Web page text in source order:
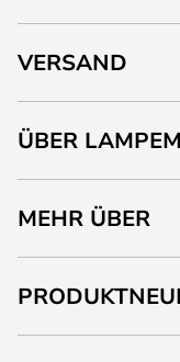
VERSAND
ÜBER
MEHR ÜBER